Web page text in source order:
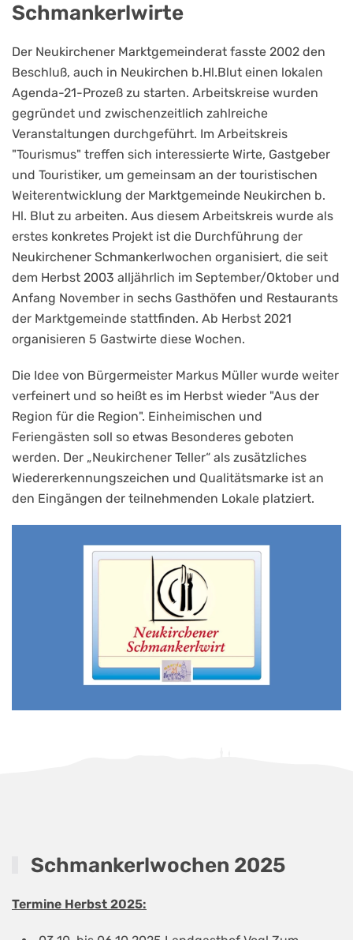
Schmankerlwirte
Der Neukirchener Marktgemeinderat fasste 2002 den
Beschluß, auch in Neukirchen b.Hl.Blut einen lokalen
Agenda-21-Prozeß zu starten. Arbeitskreise wurden
gegründet und zwischenzeitlich zahlreiche
Veranstaltungen durchgeführt. Im Arbeitskreis
"Tourismus" treffen sich interessierte Wirte, Gastgeber
und Touristiker, um gemeinsam an der touristischen
Weiterentwicklung der Marktgemeinde Neukirchen b.
Hl. Blut zu arbeiten. Aus diesem Arbeitskreis wurde als
erstes konkretes Projekt ist die Durchführung der
Neukirchener Schmankerlwochen organisiert, die seit
dem Herbst 2003 alljährlich im September/Oktober und
Anfang November in sechs Gasthöfen und Restaurants
der Marktgemeinde stattfinden. Ab Herbst 2021
organisieren 5 Gastwirte diese Wochen.
Die Idee von Bürgermeister Markus Müller wurde weiter
verfeinert und so heißt es im Herbst wieder "Aus der
Region für die Region". Einheimischen und
Feriengästen soll so etwas Besonderes geboten
werden. Der „Neukirchener Teller“ als zusätzliches
Wiedererkennungszeichen und Qualitätsmarke ist an
den Eingängen der teilnehmenden Lokale platziert.
Schmankerlwochen 2025
Termine Herbst 2025: